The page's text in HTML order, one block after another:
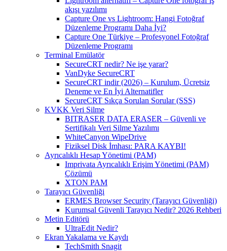
akışı yazılımı
Capture One vs Lightroom: Hangi Fotoğraf
Düzenleme Programı Daha İyi?
Capture One Türkiye – Profesyonel Fotoğraf
Düzenleme Programı
Terminal Emülatör
SecureCRT nedir? Ne işe yarar?
VanDyke SecureCRT
SecureCRT indir (2026) – Kurulum, Ücretsiz
Deneme ve En İyi Alternatifler
SecureCRT Sıkça Sorulan Sorular (SSS)
KVKK Veri Silme
BITRASER DATA ERASER – Güvenli ve
Sertifikalı Veri Silme Yazılımı
WhiteCanyon WipeDrive
Fiziksel Disk İmhası: PARA KAYBI!
Ayrıcalıklı Hesap Yönetimi (PAM)
Imprivata Ayrıcalıklı Erişim Yönetimi (PAM)
Çözümü
XTON PAM
Tarayıcı Güvenliği
ERMES Browser Security (Tarayıcı Güvenliği)
Kurumsal Güvenli Tarayıcı Nedir? 2026 Rehberi
Metin Editörü
UltraEdit Nedir?
Ekran Yakalama ve Kaydı
TechSmith Snagit